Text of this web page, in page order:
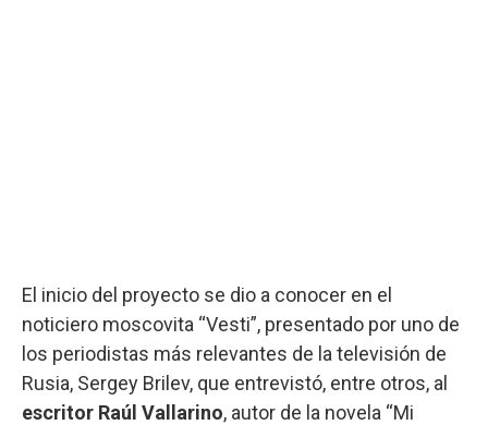
El inicio del proyecto se dio a conocer en el
noticiero moscovita “Vesti”, presentado por uno de
los periodistas más relevantes de la televisión de
Rusia, Sergey Brilev, que entrevistó, entre otros, al
escritor Raúl Vallarino, autor de la novela “Mi